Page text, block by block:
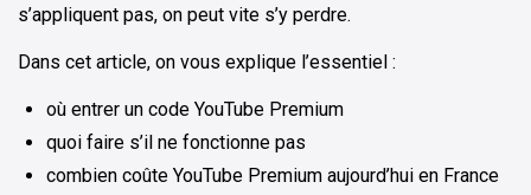
s’appliquent pas, on peut vite s’y perdre.
Dans cet article, on vous explique l’essentiel :
où entrer un code YouTube Premium
quoi faire s’il ne fonctionne pas
combien coûte YouTube Premium aujourd’hui en France